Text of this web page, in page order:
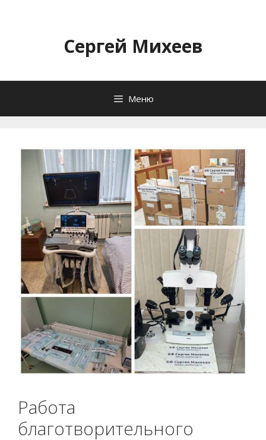
содержимомуСергей Михеев
Меню
Работа
благотворительного